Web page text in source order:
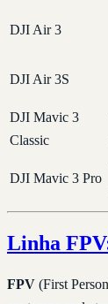
DJI Air 3
DJI Air 3S
DJI Mavic 3
Classic
DJI Mavic 3 Pro
Linha
FPV (First